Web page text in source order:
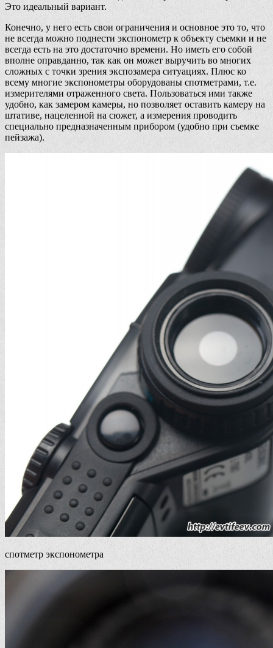
Это идеальный вариант.
Конечно, у него есть свои ограничения и основное это то, что
не всегда можно поднести экспонометр к объекту съемки и не
всегда есть на это достаточно времени. Но иметь его собой
вполне оправданно, так как он может выручить во многих
сложных с точки зрения экспозамера ситуациях. Плюс ко
всему многие экспонометры оборудованы спотметрами, т.е.
измерителями отраженного света. Пользоваться ими также
удобно, как замером камеры, но позволяет оставить камеру на
штативе, нацеленной на сюжет, а измерения проводить
специально предназначенным прибором (удобно при съемке
пейзажа).
спотметр экспонометра